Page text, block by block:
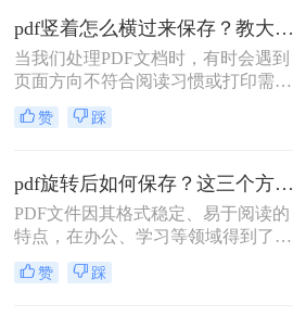
pdf竖着怎么横过来保存？教大家三种旋转的方法！
当我们处理PDF文档时，有时会遇到
页面方向不符合阅读习惯或打印需求
的情况，比如页面原本是竖着的，但
我们希望将其横过来保存以便更好地
保存呢？本文将为您介绍几种简单有
效的方法，帮助您轻松实现PDF页面
从竖向到横向的转换并保存。
赞 踩
pdf旋转后如何保存？这三个方法值得收藏！
PDF文件因其格式稳定、易于阅读的
特点，在办公、学习等领域得到了广
泛应用。然而，有时我们可能会遇到
PDF页面方向不正确的情况，需要进
赞 踩